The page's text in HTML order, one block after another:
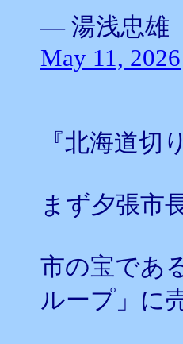
— 湯浅忠雄
May 11, 2026
『北海道
まず夕張市
市の宝であ
ループ」に